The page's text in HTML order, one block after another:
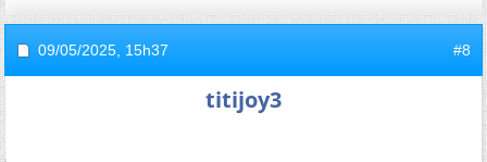
09/05/2025, 15h37 #8
titijoy3